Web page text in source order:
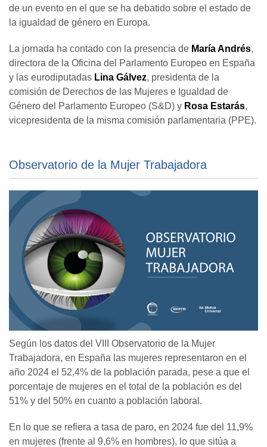
de un evento en el que se ha debatido sobre el estado de
la igualdad de género en Europa.
La jornada ha contado con la presencia de María Andrés,
directora de la Oficina del Parlamento Europeo en España
y las eurodiputadas Lina Gálvez, presidenta de la
comisión de Derechos de las Mujeres e Igualdad de
Género del Parlamento Europeo (S&D) y Rosa Estarás,
vicepresidenta de la misma comisión parlamentaria (PPE).
Observatorio de la Mujer Trabajadora
Según los datos del VIII Observatorio de la Mujer
Trabajadora, en España las mujeres representaron en el
año 2024 el 52,4% de la población parada, pese a que el
porcentaje de mujeres en el total de la población es del
51% y del 50% en cuanto a población laboral.
En lo que se refiera a tasa de paro, en 2024 fue del 11,9%
en mujeres (frente al 9,6% en hombres), lo que sitúa a